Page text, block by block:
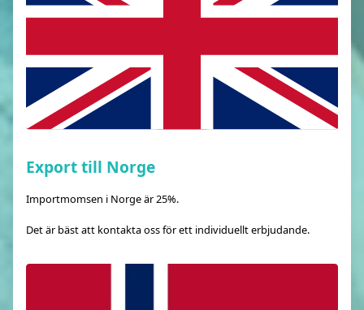
Export till Norge
Importmomsen i Norge är 25%.
Det är bäst att kontakta oss för ett individuellt erbjudande.